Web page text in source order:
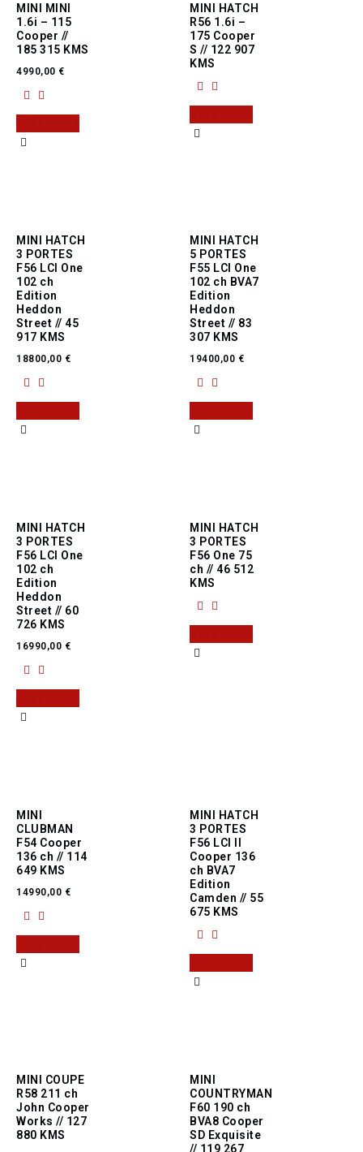
MINI MINI
1.6i – 115
Cooper //
185 315 KMS
4990,00 €
MINI HATCH
R56 1.6i –
175 Cooper
S // 122 907
KMS
MINI HATCH
3 PORTES
F56 LCI One
102 ch
Edition
Heddon
Street // 45
917 KMS
18800,00 €
MINI HATCH
5 PORTES
F55 LCI One
102 ch BVA7
Edition
Heddon
Street // 83
307 KMS
19400,00 €
MINI HATCH
3 PORTES
F56 LCI One
102 ch
Edition
Heddon
Street // 60
726 KMS
16990,00 €
MINI HATCH
3 PORTES
F56 One 75
ch // 46 512
KMS
MINI
CLUBMAN
F54 Cooper
136 ch // 114
649 KMS
14990,00 €
MINI HATCH
3 PORTES
F56 LCI II
Cooper 136
ch BVA7
Edition
Camden // 55
675 KMS
MINI COUPE
R58 211 ch
John Cooper
Works // 127
880 KMS
MINI
COUNTRYMAN
F60 190 ch
BVA8 Cooper
SD Exquisite
// 119 267